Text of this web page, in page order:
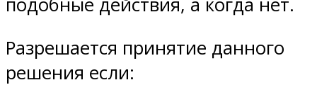
Разрешается принятие данного
решения если: